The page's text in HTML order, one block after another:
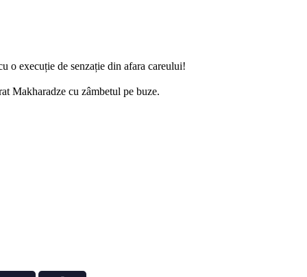
o execuție de senzație din afara careului!
Makharadze cu zâmbetul pe buze.